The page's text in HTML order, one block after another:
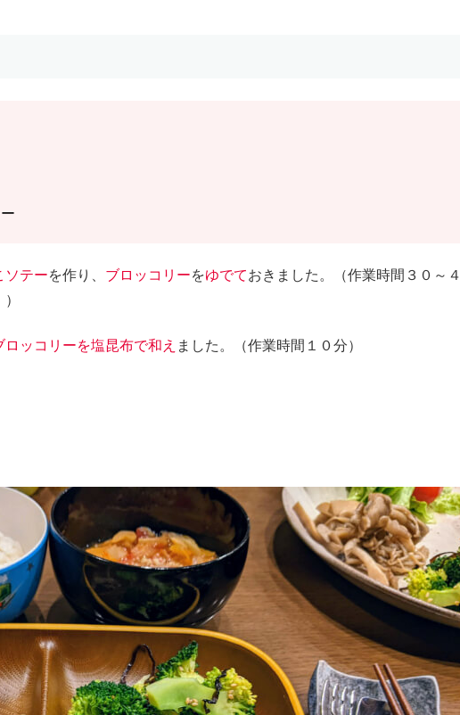
ソテーを作り、 ブロッコリーをゆでておきました。（作業時間３０～４
ロッコリーを塩昆布で和え ました。（作業時間１０分）